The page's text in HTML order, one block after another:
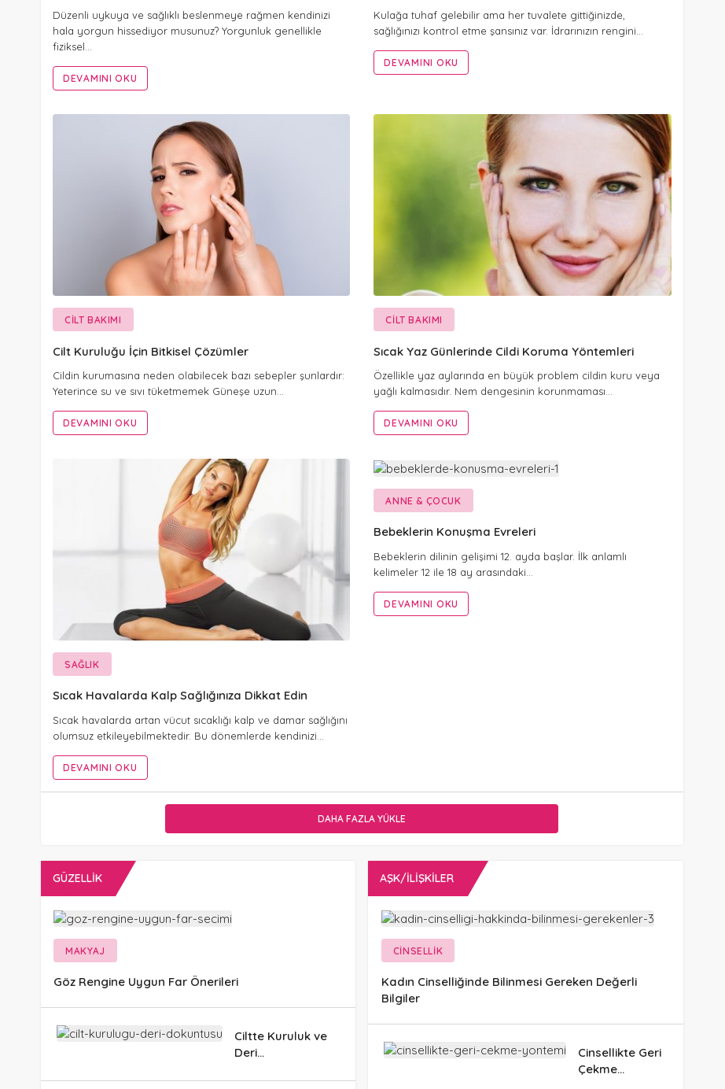
Düzenli uykuya ve sağlıklı beslenmeye rağmen kendinizi
hala yorgun hissediyor musunuz? Yorgunluk genellikle
fiziksel…
DEVAMINI OKU
Kulağa tuhaf gelebilir ama her tuvalete gittiğinizde,
sağlığınızı kontrol etme şansınız var. İdrarınızın rengini…
DEVAMINI OKU
CILT BAKIMI
Cilt Kuruluğu İçin Bitkisel Çözümler
Cildin kurumasına neden olabilecek bazı sebepler şunlardır:
Yeterince su ve sıvı tüketmemek Güneşe uzun…
DEVAMINI OKU
CILT BAKIMI
Sıcak Yaz Günlerinde Cildi Koruma Yöntemleri
Özellikle yaz aylarında en büyük problem cildin kuru veya
yağlı kalmasıdır. Nem dengesinin korunmaması…
DEVAMINI OKU
SAĞLIK
Sıcak Havalarda Kalp Sağlığınıza Dikkat Edin
Sıcak havalarda artan vücut sıcaklığı kalp ve damar sağlığını
olumsuz etkileyebilmektedir. Bu dönemlerde kendinizi…
DEVAMINI OKU
ANNE & ÇOCUK
Bebeklerin Konuşma Evreleri
Bebeklerin dilinin gelişimi 12. ayda başlar. İlk anlamlı
kelimeler 12 ile 18 ay arasındaki…
DEVAMINI OKU
DAHA FAZLA YÜKLE
GÜZELLIK
MAKYAJ
Göz Rengine Uygun Far Önerileri
Ciltte Kuruluk ve
Deri
Sebepleri ve
AŞK/İLIŞKILER
CINSELLIK
Kadın Cinselliğinde Bilinmesi Gereken Değerli
Bilgiler
Cinsellikte Geri
Çekme